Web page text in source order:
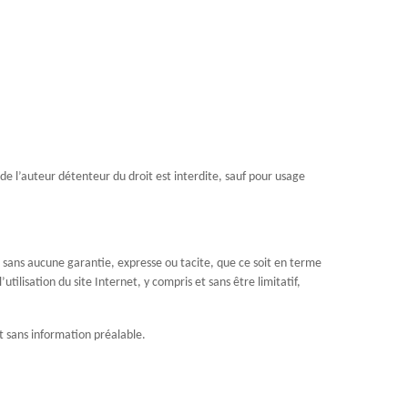
l’auteur détenteur du droit est interdite, sauf pour usage
aucune garantie, expresse ou tacite, que ce soit en terme
du site Internet, y compris et sans être limitatif,
sans information préalable.